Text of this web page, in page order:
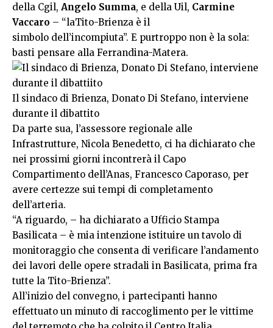
della Cgil, Angelo Summa, e della Uil, Carmine
Vaccaro – “laTito-Brienza è il
simbolo dell’incompiuta”. E purtroppo non è la sola:
basti pensare alla Ferrandina-Matera.
Il sindaco di Brienza, Donato Di Stefano, interviene
durante il dibattito
Da parte sua, l’assessore regionale alle
Infrastrutture, Nicola Benedetto, ci ha dichiarato che
nei prossimi giorni incontrerà il Capo
Compartimento dell’Anas, Francesco Caporaso, per
avere certezze sui tempi di completamento
dell’arteria.
“A riguardo, – ha dichiarato a Ufficio Stampa
Basilicata – è mia intenzione istituire un tavolo di
monitoraggio che consenta di verificare l’andamento
dei lavori delle opere stradali in Basilicata, prima fra
tutte la Tito-Brienza”.
All’inizio del convegno, i partecipanti hanno
effettuato un minuto di raccoglimento per le vittime